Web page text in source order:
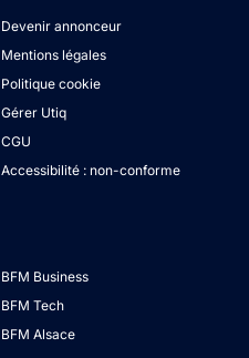
Devenir annonceur
Mentions légales
Politique cookie
Gérer Utiq
CGU
Accessibilité : non-conforme
BFM Business
BFM Tech
BFM Alsace